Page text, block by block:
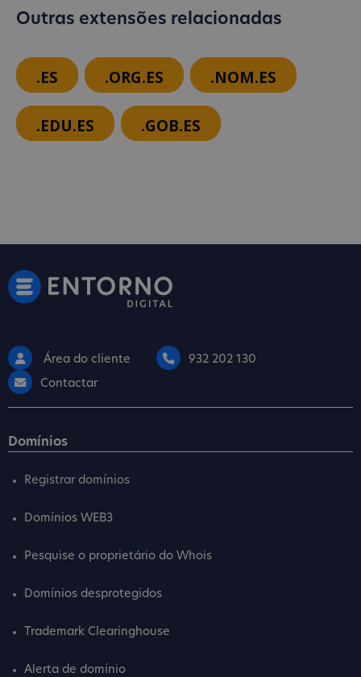
Outras extensões relacionadas
.ES .ORG.ES .NOM.ES
.EDU.ES .GOB.ES
Área do cliente
932 202 130
Contactar
Domínios
Registrar domínios
Domínios WEB3
Pesquise o proprietário do Whois
Domínios desprotegidos
Trademark Clearinghouse
Alerta de domínio